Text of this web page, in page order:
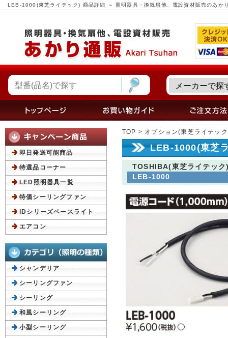
LEB-1000(東芝ライテック) 商品詳細 ～ 照明器具・換気扇他、電設資材販売のあか
TOP > オプション(東芝ライテッ
LEB-1000(東芝
TOSHIBA(東芝ライテック
LEB-1000
即日発送可能商品
特選品コーナー
LED照明器具一覧
特価シーリングファン
iDシリーズベースライト
エアコン
シャンデリア
シーリングファン
シーリング
和風シーリング
小型シーリング